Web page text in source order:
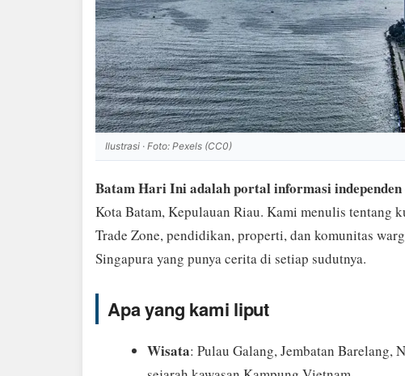
Ilustrasi · Foto: Pexels (CC0)
Batam Hari Iniadalah portal informasi
Kota Batam, Kepulauan Riau. Kami menulis tentang
Trade Zone, pendidikan, properti, dan komunitas
Singapura yang punya cerita di setiap sudutnya.
Apa yang kami liput
Wisata: Pulau Galang, Jembatan Barelang,